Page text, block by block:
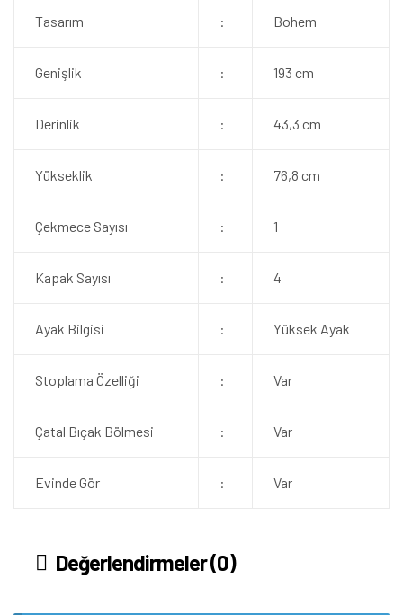
Tasarım : Bohem
Genişlik : 193 cm
Derinlik : 43,3 cm
Yükseklik : 76,8 cm
Çekmece Sayısı : 1
Kapak Sayısı : 4
Ayak Bilgisi : Yüksek Ayak
Stoplama Özelliği : Var
Çatal Bıçak Bölmesi : Var
Evinde Gör : Var
Değerlendirmeler (0)